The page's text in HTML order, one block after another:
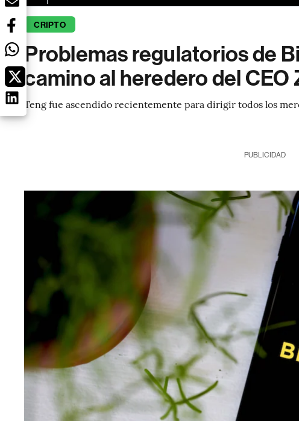
CRIPTO
Problemas regulatorios de
camino al heredero del CEO
Teng fue ascendido recientemente para dirigir todos los
PUBLICIDAD